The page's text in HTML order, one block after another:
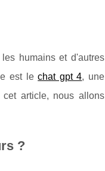
humains et d'autres
est lechat gpt 4, une
article, nous allons
?